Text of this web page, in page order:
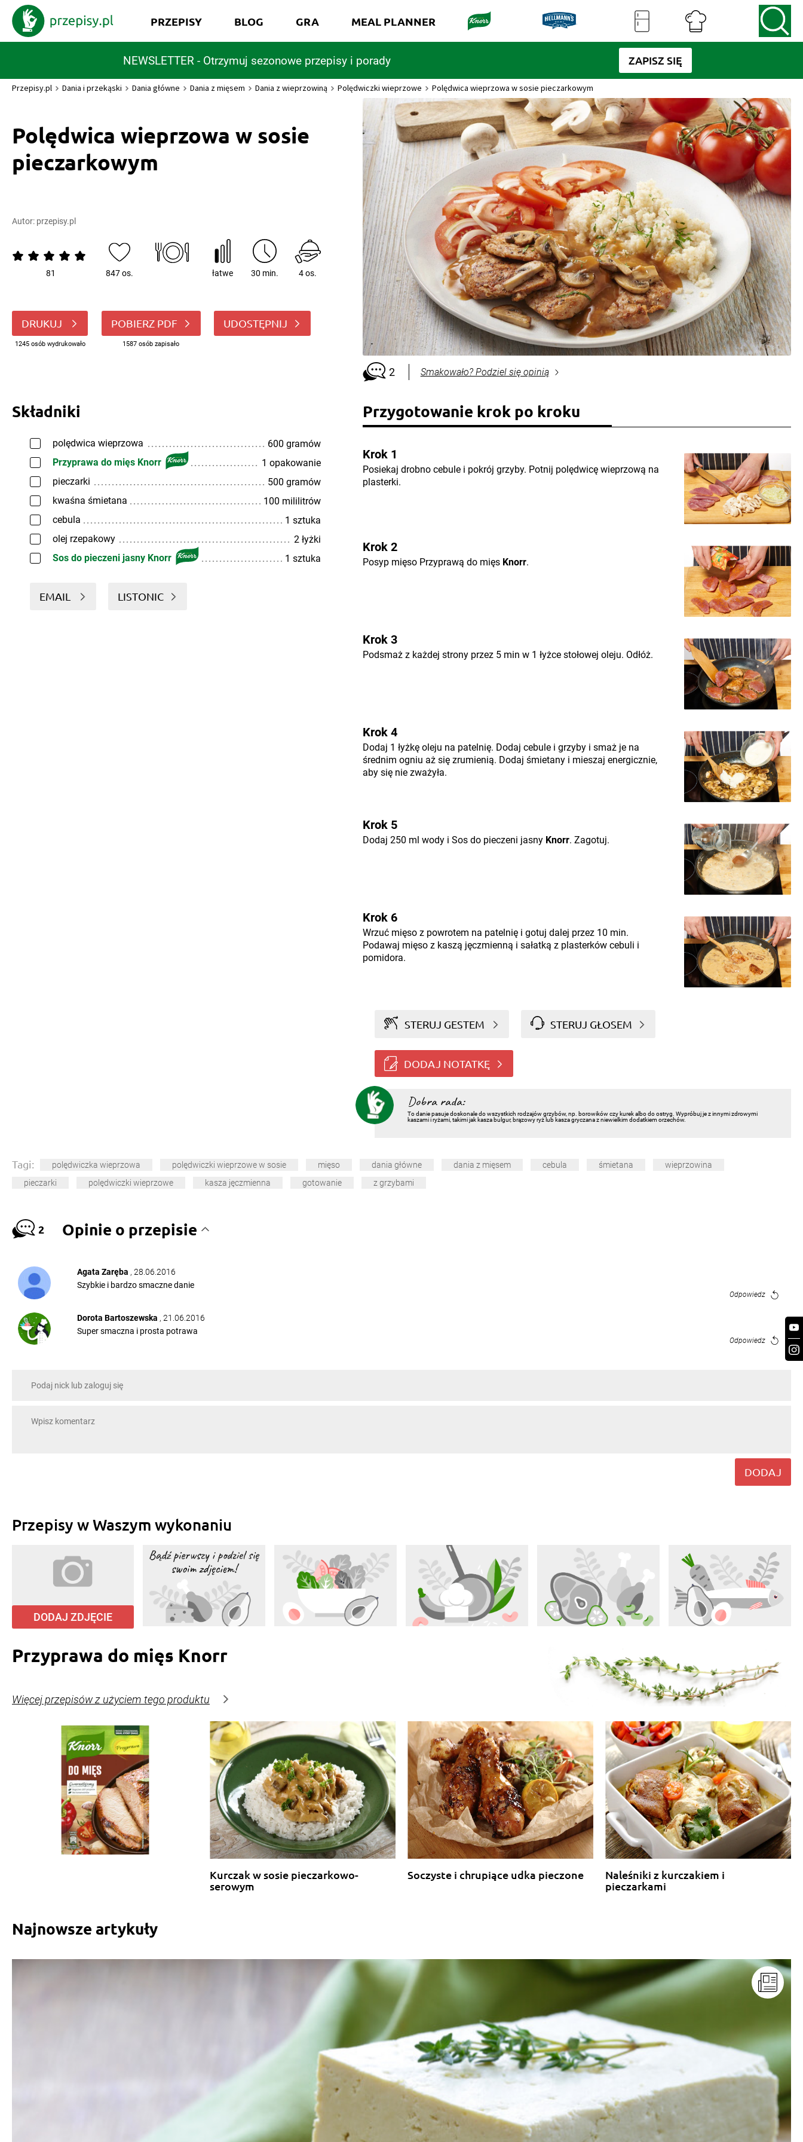
NEWSLETTER - Otrzymuj sezonowe przepisy i porady ZAPISZ SIĘ
PRZEPISY BLOG GRA MEAL PLANNER
Przepisy.pl Dania i przekąski Dania główne Dania z mięsem Dania z wieprzowiną Polędwiczki wieprzowe Polędwica wieprzowa w sosie pieczarkowym
Polędwica wieprzowa w sosie
pieczarkowym
Autor: przepisy.pl
81 847 os. łatwe 30 min. 4 os.
DRUKUJ
1245 osób wydrukowało
POBIERZ PDF
1587 osób zapisało
UDOSTĘPNIJ
2 Smakowało? Podziel się opinią
Składniki
polędwica wieprzowa
600 gramów
Przyprawa do mięs Knorr
1 opakowanie
pieczarki
500 gramów
kwaśna śmietana
100 mililitrów
cebula
1 sztuka
olej rzepakowy
2 łyżki
Sos do pieczeni jasny Knorr
1 sztuka
EMAIL LISTONIC
Przygotowanie krok po kroku
Krok 1
Posiekaj drobno cebule i pokrój grzyby. Potnij polędwicę wieprzową na
plasterki.
Krok 2
Posyp mięso Przyprawą do mięs Knorr.
Krok 3
Podsmaż z każdej strony przez 5 min w 1 łyżce stołowej oleju. Odłóż.
Krok 4
Dodaj 1 łyżkę oleju na patelnię. Dodaj cebule i grzyby i smaż je na
średnim ogniu aż się zrumienią. Dodaj śmietany i mieszaj energicznie,
aby się nie zważyła.
Krok 5
Dodaj 250 ml wody i Sos do pieczeni jasny Knorr. Zagotuj.
Krok 6
Wrzuć mięso z powrotem na patelnię i gotuj dalej przez 10 min.
Podawaj mięso z kaszą jęczmienną i sałatką z plasterków cebuli i
pomidora.
STERUJ GESTEM STERUJ GŁOSEM
DODAJ NOTATKĘ
Dobra rada:
To danie pasuje doskonale do wszystkich rodzajów grzybów, np. borowików czy kurek albo do ostryg. Wypróbuj je z innymi zdrowymi
kaszami i ryżami, takimi jak kasza bulgur, brązowy ryż lub kasza gryczana z niewielkim dodatkiem orzechów.
Tagi: polędwiczka wieprzowa polędwiczki wieprzowe w sosie mięso dania główne dania z mięsem cebula śmietana
wieprzowina
pieczarki
polędwiczki wieprzowe kasza jęczmienna gotowanie z grzybami
2 Opinie o przepisie
Agata Zaręba , 28.06.2016
Szybkie i bardzo smaczne danie
Odpowiedz
Dorota Bartoszewska , 21.06.2016
Super smaczna i prosta potrawa
Odpowiedz
DODAJ
Przepisy w Waszym wykonaniu
DODAJ ZDJĘCIE
Przyprawa do mięs Knorr
Więcej przepisów z użyciem tego produktu
Kurczak w sosie pieczarkowo-
serowym
Soczyste i chrupiące udka pieczone
Naleśniki z kurczakiem i
pieczarkami
Najnowsze artykuły